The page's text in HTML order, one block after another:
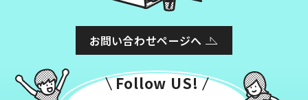
お問い合わせページへ
Follow US!